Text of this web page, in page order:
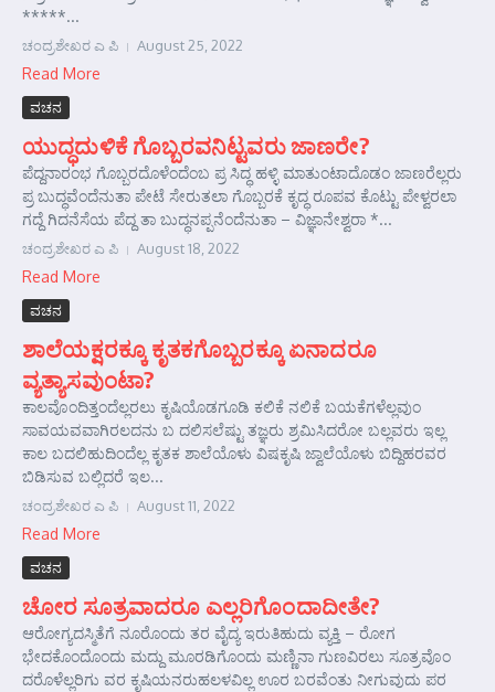
*****...
ಚಂದ್ರಶೇಖರ ಎ ಪಿ August 25, 2022
Read More
ವಚನ
ಯುದ್ಧದುಳಿಕೆ ಗೊಬ್ಬರವನಿಟ್ಟವರು ಜಾಣರೇ?
ಪೆದ್ದನಾರಂಭ ಗೊಬ್ಬರದೊಳೆಂದೆಂಬ ಪ್ರ ಸಿದ್ಧ ಹಳ್ಳಿ ಮಾತುಂಟಾದೊಡಂ ಜಾಣರೆಲ್ಲರು
ಪ್ರ ಬುದ್ಧವೆಂದೆನುತಾ ಪೇಟೆ ಸೇರುತಲಾ ಗೊಬ್ಬರಕೆ ಕೃದ್ಧ ರೂಪವ ಕೊಟ್ಟು ಪೇಳ್ವರಲಾ
ಗದ್ದೆ ಗಿದನೆಸೆಯ ಪೆದ್ದ ತಾ ಬುದ್ಧನಪ್ಪನೆಂದೆನುತಾ – ವಿಜ್ಞಾನೇಶ್ವರಾ *...
ಚಂದ್ರಶೇಖರ ಎ ಪಿ August 18, 2022
Read More
ವಚನ
ಶಾಲೆಯಕ್ಷರಕ್ಕೂ ಕೃತಕಗೊಬ್ಬರಕ್ಕೂ ಏನಾದರೂ
ವ್ಯತ್ಯಾಸವುಂಟಾ?
ಕಾಲವೊಂದಿತ್ತಂದೆಲ್ಲರಲು ಕೃಷಿಯೊಡಗೂಡಿ ಕಲಿಕೆ ನಲಿಕೆ ಬಯಕೆಗಳೆಲ್ಲವುಂ
ಸಾವಯವವಾಗಿರಲದನು ಬ ದಲಿಸಲೆಷ್ಟು ತಜ್ಞರು ಶ್ರಮಿಸಿದರೋ ಬಲ್ಲವರು ಇಲ್ಲ
ಕಾಲ ಬದಲಿಹುದಿಂದೆಲ್ಲ ಕೃತಕ ಶಾಲೆಯೊಳು ವಿಷಕೃಷಿ ಜ್ವಾಲೆಯೊಳು ಬಿದ್ದಿಹರವರ
ಬಿಡಿಸುವ ಬಲ್ಲಿದರೆ ಇಲ...
ಚಂದ್ರಶೇಖರ ಎ ಪಿ August 11, 2022
Read More
ವಚನ
ಚೋರ ಸೂತ್ರವಾದರೂ ಎಲ್ಲರಿಗೊಂದಾದೀತೇ?
ಆರೋಗ್ಯದಸ್ಮಿತೆಗೆ ನೂರೊಂದು ತರ ವೈದ್ಯ ಇರುತಿಹುದು ವ್ಯಕ್ತಿ – ರೋಗ
ಭೇದಕೊಂದೊಂದು ಮದ್ದು ಮೂರಡಿಗೊಂದು ಮಣ್ಣಿನಾ ಗುಣವಿರಲು ಸೂತ್ರವೊಂ
ದರೊಳೆಲ್ಲರಿಗು ವರ ಕೃಷಿಯನರುಹಲಳವಿಲ್ಲ ಊರ ಬರವೆಂತು ನೀಗುವುದು ಪರ